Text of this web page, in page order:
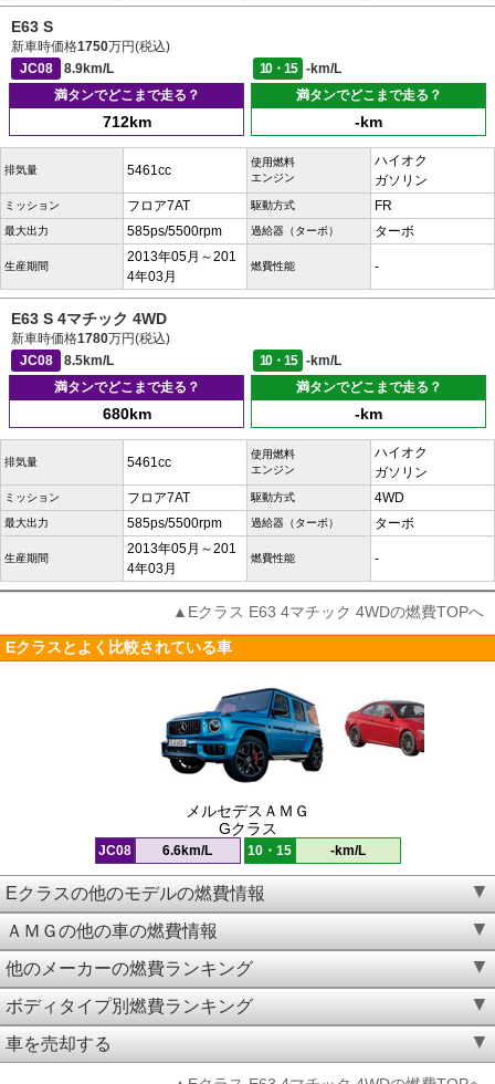
E63 S
新車時価格1750万円(税込)
JC08
8.9km/L 10・15
-km/L
満タンでどこまで走る？
712km
満タンでどこまで走る？
-km
排気量 5461cc
使用燃料
エンジン
ハイオク
ガソリン
ミッション フロア7AT 駆動方式 FR
最大出力 585ps/5500rpm 過給器（ターボ） ターボ
生産期間
2013年05月～201
4年03月
燃費性能 -
E63 S 4マチック 4WD
新車時価格1780万円(税込)
JC08
8.5km/L 10・15
-km/L
満タンでどこまで走る？
680km
満タンでどこまで走る？
-km
排気量 5461cc
使用燃料
エンジン
ハイオク
ガソリン
ミッション フロア7AT 駆動方式 4WD
最大出力 585ps/5500rpm 過給器（ターボ） ターボ
生産期間
2013年05月～201
4年03月
燃費性能 -
▲Eクラス E63 4マチック 4WDの燃費TOPへ
Eクラスとよく比較されている車
メルセデスＡＭＧ
Gクラス
JC08 6.6km/L 10・15 -km/L
Eクラスの他のモデルの燃費情報
ＡＭＧの他の車の燃費情報
他のメーカーの燃費ランキング
ボディタイプ別燃費ランキング
車を売却する